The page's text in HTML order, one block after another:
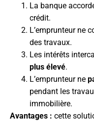
La banque
crédit.
L’emprunteur ne
des travaux.
Les intérêts
plus élevé.
L’emprunteur ne
pendant les
immobilière.
Avantages : cette